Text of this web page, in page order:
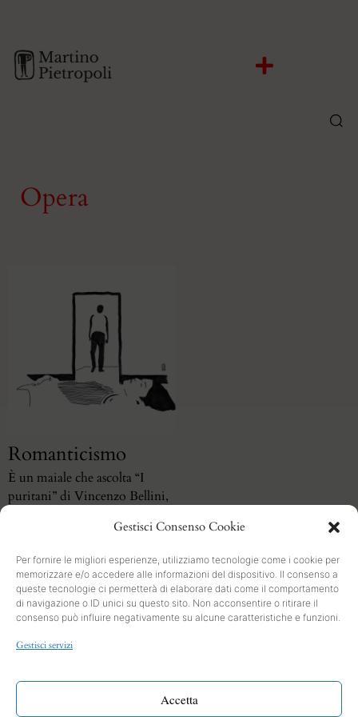
Gestisci Consenso Cookie
Per fornire le migliori esperienze, utilizziamo tecnologie come i cookie per
memorizzare e/o accedere alle informazioni del dispositivo. Il consenso a
queste tecnologie ci permetterà di elaborare dati come il comportamento
di navigazione o ID unici su questo sito. Non acconsentire o ritirare il
consenso può influire negativamente su alcune caratteristiche e funzioni.
Gestisci servizi
Accetta
Opera
Romanticismo
È un maiale che ascolta “I
puritani” di Vincenzo Bellini,
SEARCH